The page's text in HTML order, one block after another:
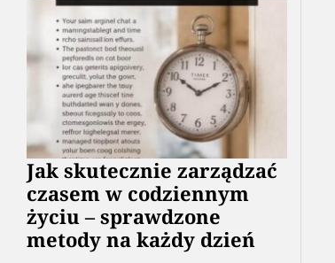
Jak skutecznie zarządzać
czasem w codziennym
życiu – sprawdzone
metody na każdy dzień